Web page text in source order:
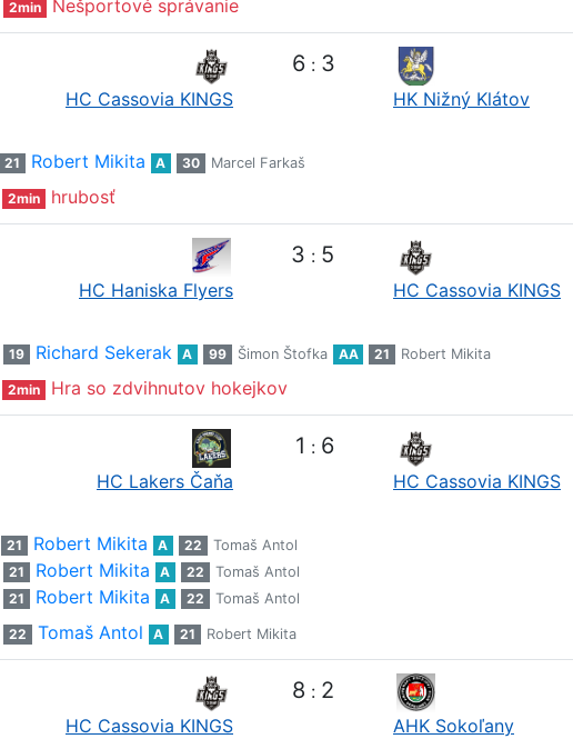
2min Nešportové správanie
HC Cassovia KINGS
6 : 3
HK Nižný Klátov
21 Robert Mikita A 30 Marcel Farkaš
2min hrubosť
HC Haniska Flyers
3 : 5
HC Cassovia KINGS
19 Richard Sekerak A 99 Šimon Štofka AA 21 Robert Mikita
2min Hra so zdvihnutov hokejkov
HC Lakers Čaňa
1 : 6
HC Cassovia KINGS
21 Robert Mikita A 22
Tomaš Antol
21 Robert Mikita A 22
Tomaš Antol
21 Robert Mikita A 22 Tomaš Antol
22 Tomaš Antol A 21 Robert Mikita
HC Cassovia KINGS
8 : 2
AHK Sokoľany